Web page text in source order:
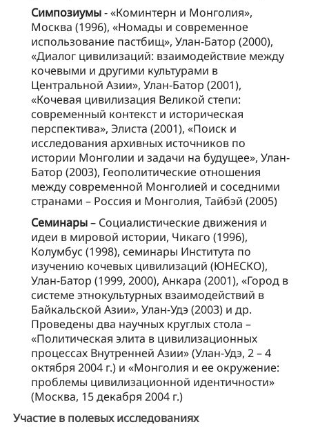
Симпозиумы- «Коминтерн и Монголия»,
Москва (1996), «Номады и современное
использование пастбищ», Улан-Батор (2000),
«Диалог цивилизаций: взаимодействие между
кочевыми и другими культурами в
Центральной Азии», Улан-Батор (2001),
«Кочевая цивилизация Великой степи:
современный контекст и историческая
перспектива», Элиста (2001), «Поиск и
исследования архивных источников по
истории Монголии и задачи на будущее», Улан-
Батор (2003), Геополитические отношения
между современной Монголией и соседними
странами – Россия и Монголия, Тайбэй (2005)
Семинары– Социалистические движения и
идеи в мировой истории, Чикаго (1996),
Колумбус (1998), семинары Института по
изучению кочевых цивилизаций (ЮНЕСКО),
Улан-Батор (1999, 2000), Анкара (2001), «Город в
системе этнокультурных взаимодействий в
Байкальской Азии», Улан-Удэ (2003) и др.
Проведены два научных круглых стола –
«Политическая элита в цивилизационных
процессах Внутренней Азии» (Улан-Удэ, 2 – 4
октября 2004 г.) и «Монголия и ее окружение:
проблемы цивилизационной идентичности»
(Москва, 15 декабря 2004 г.)
Участие в полевых исследованиях